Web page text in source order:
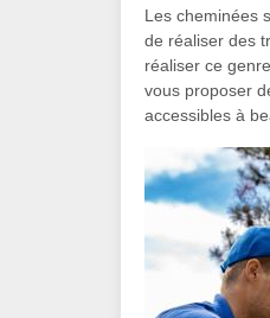
Les cheminées
de réaliser des
réaliser ce
vous proposer
accessibles à